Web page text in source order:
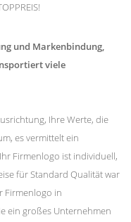
und Markenbindung,
viele
Ihre Werte, die
es vermittelt ein
Firmenlogo ist individuell,
für Standard Qualität war
Firmenlogo in
ein großes Unternehmen